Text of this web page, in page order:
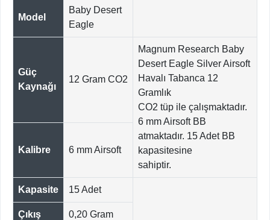
Model
Baby Desert
Eagle
Güç
Kaynağı
12 Gram CO2
Magnum Research Baby
Desert Eagle Silver Airsoft
Havalı Tabanca 12
Gramlık
CO2 tüp ile çalışmaktadır.
6 mm Airsoft BB
atmaktadır. 15 Adet BB
kapasitesine
sahiptir.
Kalibre 6 mm Airsoft
Kapasite 15 Adet
Çıkış
0,20 Gram